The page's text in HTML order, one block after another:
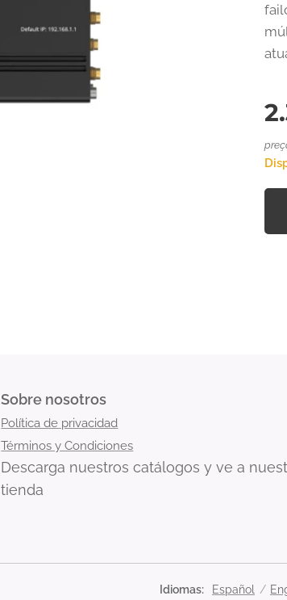
Sobre nosotros
Política de privacidad
Términos y Condiciones
Descarga nuestros catálogos y ve a
tienda
Idiomas Español